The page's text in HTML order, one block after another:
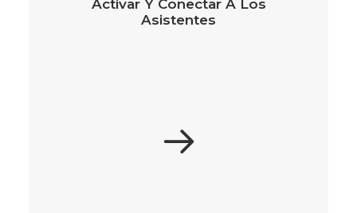
Activar Y Conectar A Los
Asistentes